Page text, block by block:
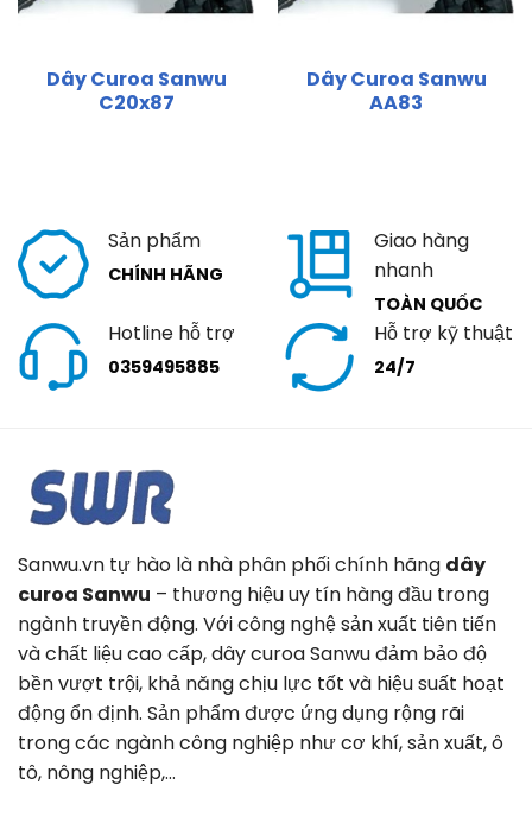
Dây Curoa Sanwu
C20x87
Dây Curoa Sanwu
AA83
Sản phẩm
CHÍNH HÃNG
Giao hàng
nhanh
TOÀN QUỐC
Hotline hỗ trợ
0359495885
Hỗ trợ kỹ thuật
24/7
Sanwu.vn tự hào là nhà phân phối chính hãng dây
curoa Sanwu – thương hiệu uy tín hàng đầu trong
ngành truyền động. Với công nghệ sản xuất tiên tiến
và chất liệu cao cấp, dây curoa Sanwu đảm bảo độ
bền vượt trội, khả năng chịu lực tốt và hiệu suất hoạt
động ổn định. Sản phẩm được ứng dụng rộng rãi
trong các ngành công nghiệp như cơ khí, sản xuất, ô
tô, nông nghiệp,…